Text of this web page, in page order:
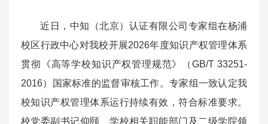
近日，中知（北京）认证有限公司专家组在杨浦
校区行政中心对我校开展2026年度知识产权管理体系
贯彻《高等学校知识产权管理规范》（GB/T 33251-
2016）国家标准的监督审核工作。专家组一致认定我
校知识产权管理体系运行持续有效，符合标准要求。
校党委副书记仰颐、学校相关职能部门及二级学院领